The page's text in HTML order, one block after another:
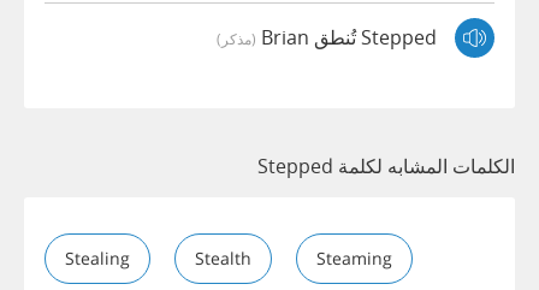
Stepped تُنطق Brian (مذكر)
الكلمات المشابه لكلمة Stepped
Stealing Stealth Steaming